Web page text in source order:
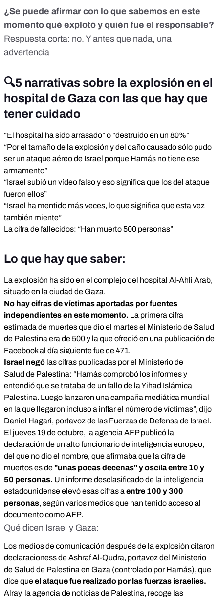
¿Se puede afirmar con lo que sabemos en este
momento qué explotó y quién fue el responsable?
Respuesta corta: no. Y antes que nada, una
advertencia
🔍5 narrativas sobre la explosión en el
hospital de Gaza con las que hay que
tener cuidado
“El hospital ha sido arrasado” o “destruido en un 80%”
“Por el tamaño de la explosión y del daño causado sólo pudo
ser un ataque aéreo de Israel porque Hamás no tiene ese
armamento”
“Israel subió un vídeo falso y eso significa que los del ataque
fueron ellos”
“Israel ha mentido más veces, lo que significa que esta vez
también miente”
La cifra de fallecidos: “Han muerto 500 personas”
Lo que hay que saber:
La explosión ha sido en el complejo del hospital Al-Ahli Arab,
situado en la ciudad de Gaza.
No hay cifras de víctimas aportadas por fuentes
independientes en este momento. La primera cifra
estimada de muertes que dio el martes el Ministerio de Salud
de Palestina era de 500 y la que ofreció en una publicación de
Facebook al día siguiente fue de 471.
Israel negó las cifras publicadas por el Ministerio de
Salud de Palestina: “Hamás comprobó los informes y
entendió que se trataba de un fallo de la Yihad Islámica
Palestina. Luego lanzaron una campaña mediática mundial
en la que llegaron incluso a inflar el número de víctimas”, dijo
Daniel Hagari, portavoz de las Fuerzas de Defensa de Israel.
El jueves 19 de octubre, la agencia AFP publicó la
declaración de un alto funcionario de inteligencia europeo,
del que no dio el nombre, que afirmaba que la cifra de
muertos es de "unas pocas decenas" y oscilaentre 10 y
50 personas. Un informe desclasificado de la inteligencia
estadounidense elevó esas cifras a entre 100 y 300
personas, según varios medios que han tenido acceso al
documento como AFP.
Qué dicen Israel y Gaza:
Los medios de comunicación después de la explosión citaron
declaracioness de Ashraf Al-Qudra, portavoz del Ministerio
de Salud de Palestina en Gaza (controlado por Hamás), que
dice queel ataque fue realizado por las fuerzas israelíes.
Alray, la agencia de noticias de Palestina, recoge las